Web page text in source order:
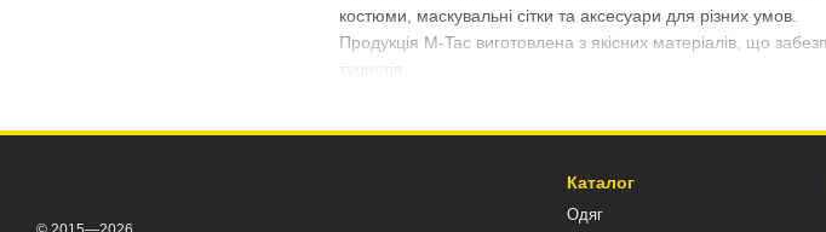
костюми, маскувальні сітки та аксесуари для різних умов.
Продукція M-Tac виготовлена з якісних матеріалів, що
туристів.
Каталог
Одяг